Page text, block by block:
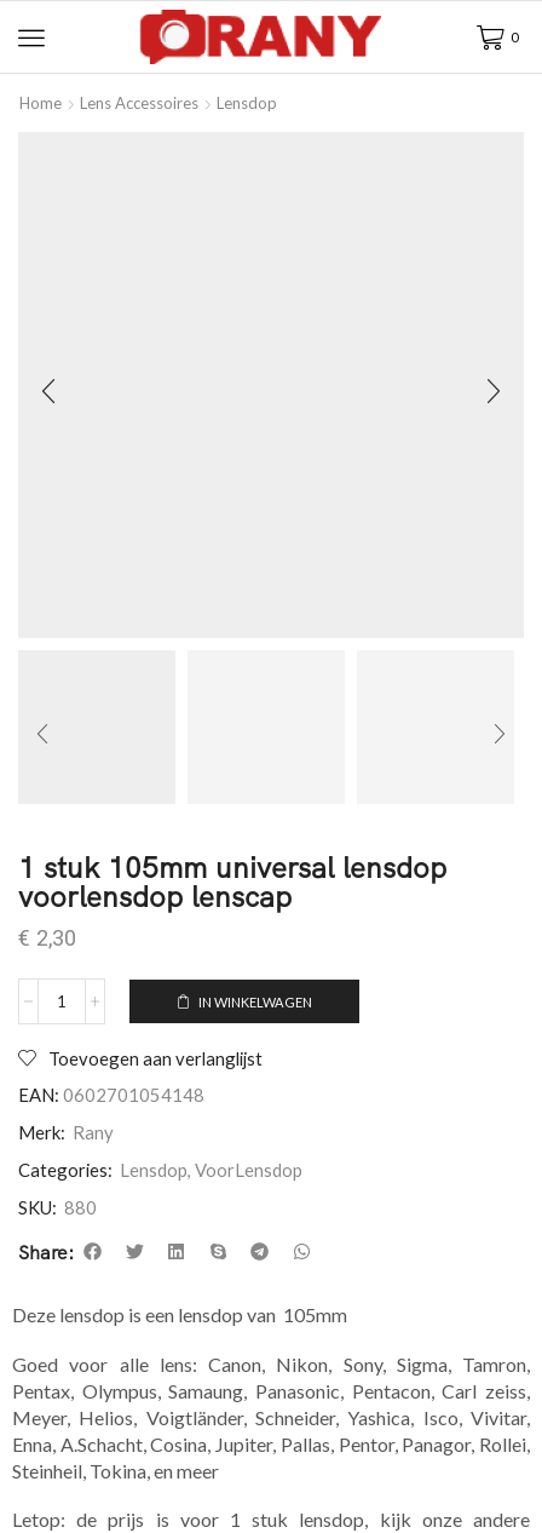
0
Home Lens Accessoires Lensdop
1 stuk 105mm universal lensdop
voorlensdop lenscap
€ 2,30
IN WINKELWAGEN
Toevoegen aan verlanglijst
EAN: 0602701054148
Merk: Rany
Categories: Lensdop, VoorLensdop
SKU: 880
Share:
Deze lensdop is een lensdop van 105mm
Goed voor alle lens: Canon, Nikon, Sony, Sigma, Tamron,
Pentax, Olympus, Samaung, Panasonic, Pentacon, Carl zeiss,
Meyer, Helios, Voigtländer, Schneider, Yashica, Isco, Vivitar,
Enna, A.Schacht, Cosina, Jupiter, Pallas, Pentor, Panagor, Rollei,
Steinheil, Tokina, en meer
Letop: de prijs is voor 1 stuk lensdop, kijk onze andere